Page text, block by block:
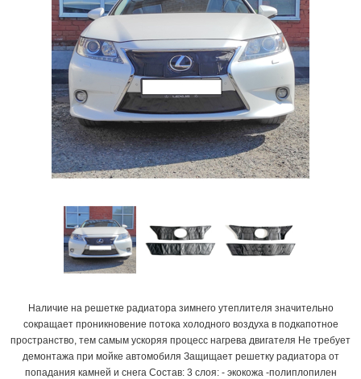
Наличие на решетке радиатора зимнего утеплителя значительно
сокращает проникновение потока холодного воздуха в подкапотное
пространство, тем самым ускоряя процесс нагрева двигателя Не требует
демонтажа при мойке автомобиля Защищает решетку радиатора от
попадания камней и снега Состав: 3 слоя: - экокожа -полиплопилен